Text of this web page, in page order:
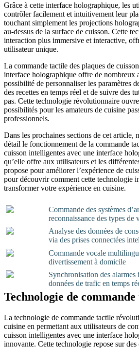
Grâce à cette interface holographique, les
contrôler facilement et intuitivement leur
touchant simplement les projections
au-dessus de la surface de cuisson. Cette
interaction plus immersive et interactive,
utilisateur unique.
La commande tactile des plaques de
interface holographique offre de nombreux
possibilité de personnaliser les paramètres
des recettes en temps réel et de suivre des
pas. Cette technologie révolutionnaire
possibilités pour les amateurs de cuisine
professionnels.
Dans les prochaines sections de cet article,
détail le fonctionnement de la commande
cuisson intelligentes avec une interface
qu’elle offre aux utilisateurs et les
propose pour améliorer l’expérience de
pour découvrir comment cette technologie
transformer votre expérience en cuisine.
Commande des systèmes
reconnaissance des types de
Analyse des données de
via des prises connectées
Commande vocale
divertissement à domicile
Synchronisation des alarmes
données de trafic en temps
Technologie de
La technologie de commande tactile
cuisine en permettant aux utilisateurs de
cuisson intelligentes avec une interface
innovante. Cette technologie repose sur des